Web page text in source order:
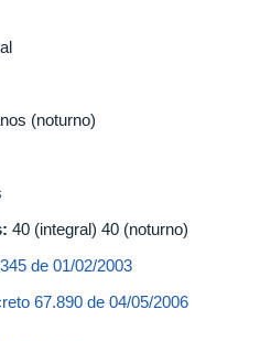
(noturno)
40 (integral) 40 (noturno)
de 01/02/2003
67.890 de 04/05/2006